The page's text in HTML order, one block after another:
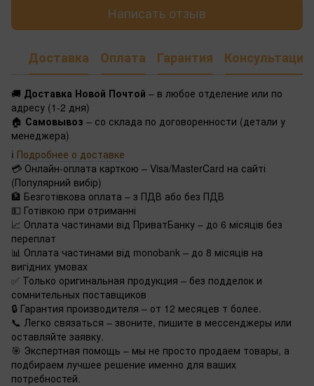
Написать отзыв
Доставка Оплата Гарантия Консультация
🚚 Доставка Новой Почтой – в любое отделение или по
адресу (1-2 дня)
🏠 Самовывоз – со склада по договоренности (детали у
менеджера)
ℹ️ Подробнее о доставке
💳 Онлайн-оплата карткою – Visa/MasterCard на сайті
(Популярний вибір)
🏦 Безготівкова оплата – з ПДВ або без ПДВ
💵 Готівкою при отриманні
📈 Оплата частинами від ПриватБанку – до 6 місяців без
переплат
📊 Оплата частинами від monobank – до 8 місяців на
вигідних умовах
✅ Только оригинальная продукция – без подделок и
сомнительных поставщиков
🔒 Гарантия производителя – от 12 месяцев т более.
📞 Легко связаться – звоните, пишите в мессенджеры или
оставляйте заявку.
🎯 Экспертная помощь – мы не просто продаем товары, а
подбираем лучшее решение именно для ваших
потребностей.